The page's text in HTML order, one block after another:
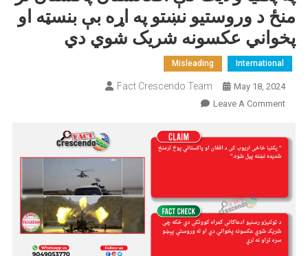
منځ د وروستیو نښتو په اړه بې بنسټه او
پخواني عکسونه شریک شوي دي
International
Misleading
May 18, 2024
Fact Crescendo Team
Leave A Comment
On
پکتيا
ولايت
پاکستان
تر
منځ